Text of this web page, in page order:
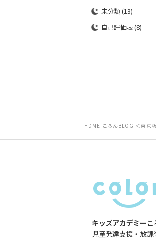
未分類(13)
自己評価表(8)
HOME ころんBLOG ＜東京
キッズアカデミーこ
児童発達支援・放課